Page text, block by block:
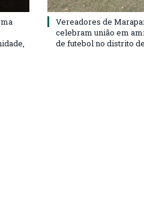
Vereadores de
celebram união em
de futebol no distrito